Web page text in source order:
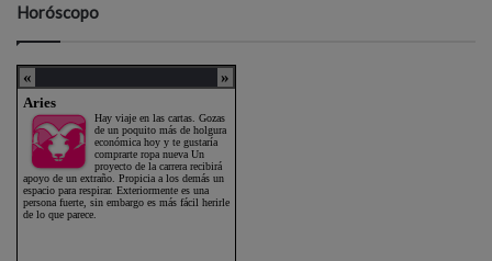
Horóscopo